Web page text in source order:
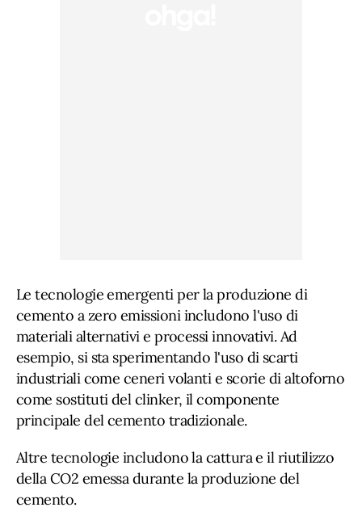
Le tecnologie emergenti per la produzione di
cemento a zero emissioni includono l'uso di
materiali alternativi e processi innovativi. Ad
esempio, si sta sperimentando l'uso di scarti
industriali come ceneri volanti e scorie di altoforno
come sostituti del clinker, il componente
principale del cemento tradizionale.
Altre tecnologie includono la cattura e il riutilizzo
della CO2 emessa durante la produzione del
cemento.